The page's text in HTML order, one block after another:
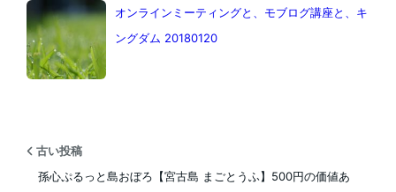
オンラインミーティングと、モブログ講座と、キ
ングダム 20180120
古い投稿
孫心ぷるっと島おぼろ【宮古島 まごとうふ】500円の価値あ